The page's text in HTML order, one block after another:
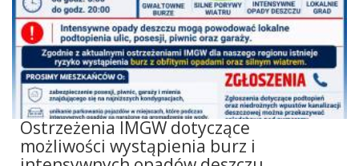
Ostrzeżenia IMGW dotyczące
możliwości wystąpienia burz i